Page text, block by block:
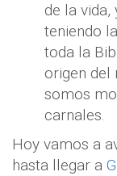
de la
teniendo
toda la
origen del
somos
carnales.
Hoy vamos a
hasta llegar a